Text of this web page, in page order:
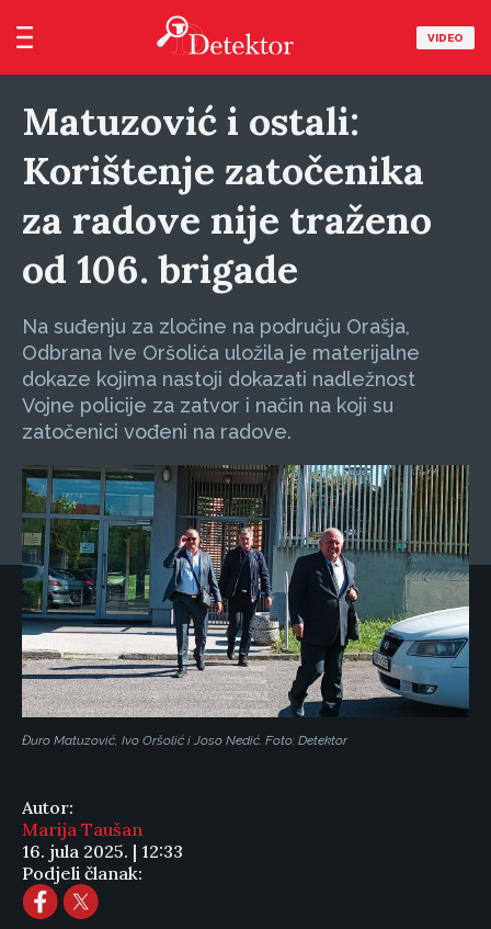
VIDEO
Matuzović i ostali:
Korištenje zatočenika
za radove nije traženo
od 106. brigade
Na suđenju za zločine na području Orašja,
Odbrana Ive Oršolića uložila je materijalne
dokaze kojima nastoji dokazati nadležnost
Vojne policije za zatvor i način na koji su
zatočenici vođeni na radove.
Đuro Matuzović, Ivo Oršolić i Joso Nedić. Foto: Detektor
Autor:
Marija Taušan
16. jula 2025. | 12:33
Podjeli članak: